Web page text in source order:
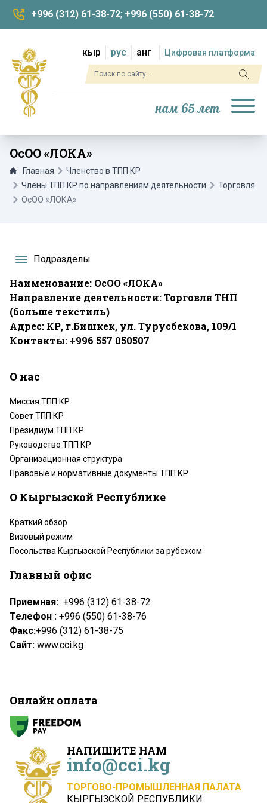
+996 (312) 61-38-72; +996 (550) 61-38-72
кыр рус анг Цифровая платформа
нам 65 лет
ОсОО «ЛОКА»
Главная
Членство в ТПП КР
Члены ТПП КР по направлениям деятельности
Торговля
ОсОО «ЛОКА»
Подразделы
Наименование: ОсОО «ЛОКА»
Направление деятельности: Торговля ТНП
(больше текстиль)
Адрес: КР, г.Бишкек, ул. Турусбекова, 109/1
Контакты: +996 557 050507
НАПИШИТЕ НАМ
info@cci.kg
ТОРГОВО-ПРОМЫШЛЕННАЯ ПАЛАТА
КЫРГЫЗСКОЙ РЕСПУБЛИКИ
О нас
Миссия ТПП КР
Совет ТПП КР
Президиум ТПП КР
Руководство ТПП КР
Организационная структура
Правовые и нормативные документы ТПП КР
О Кыргызской Республике
Краткий обзор
Визовый режим
Посольства Кыргызской Республики за рубежом
Главный офис
Приемная: +996 (312) 61-38-72
Телефон : +996 (550) 61-38-76
Факс:+996 (312) 61-38-75
Сайт: www.cci.kg
Онлайн оплата